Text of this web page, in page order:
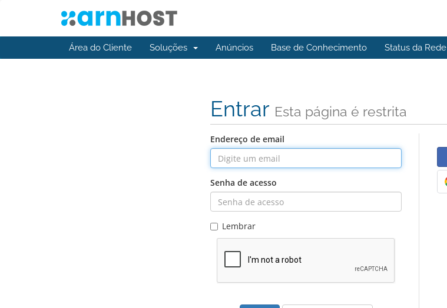
Área do Cliente Soluções Anúncios Base de Conhecimento Status da Rede
Entrar Esta página é restrita
Endereço de email
Senha de acesso
Lembrar